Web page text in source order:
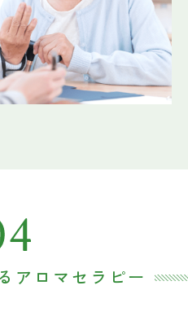
アロマセラピー